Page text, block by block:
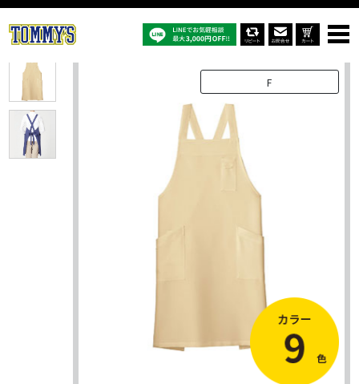
FK7163：バッククロス胸当てエプロン(ペン差し付)
F